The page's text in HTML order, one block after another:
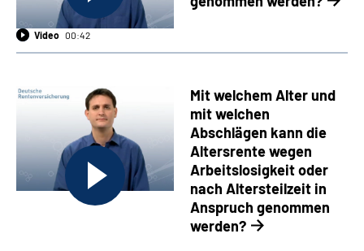
Video 00:42
Mit welchem Alter und
mit welchen
Abschlägen kann die
Altersrente wegen
Arbeitslosigkeit oder
nach Altersteilzeit in
Anspruch genommen
werden?